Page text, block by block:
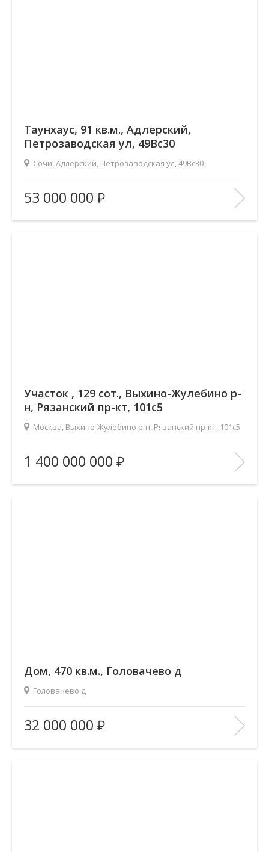
Таунхаус, 91 кв.м., Адлерский,
Петрозаводская ул, 49Вс30
Сочи, Адлерский, Петрозаводская ул, 49Вс30
Площадь(общ. /жил. /кухня), м2:
91.9/42/33
Количество комнат:
—
Этаж:
—/2
53 000 000
Участок , 129 сот., Выхино-Жулебино р-
н, Рязанский пр-кт, 101с5
Москва, Выхино-Жулебино р-н, Рязанский пр-кт, 101с5
Площадь(общ. /жил. /кухня), м2:
—/—/—
Количество комнат:
—
Этаж:
—/—
1 400 000 000
Дом, 470 кв.м., Головачево д
Головачево д
Площадь(общ. /жил. /кухня), м2:
470/300/25
Количество комнат:
—
Этаж:
—/3
32 000 000